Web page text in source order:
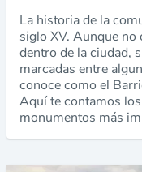
La historia de la
siglo XV. Aunque no
dentro de la ciudad,
marcadas entre
conoce como el
Aquí te contamos
monumentos más